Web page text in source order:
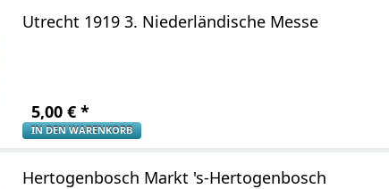
Utrecht 1919 3. Niederländische Messe
5,00 € *
IN DEN WARENKORB
Hertogenbosch Markt 's-Hertogenbosch